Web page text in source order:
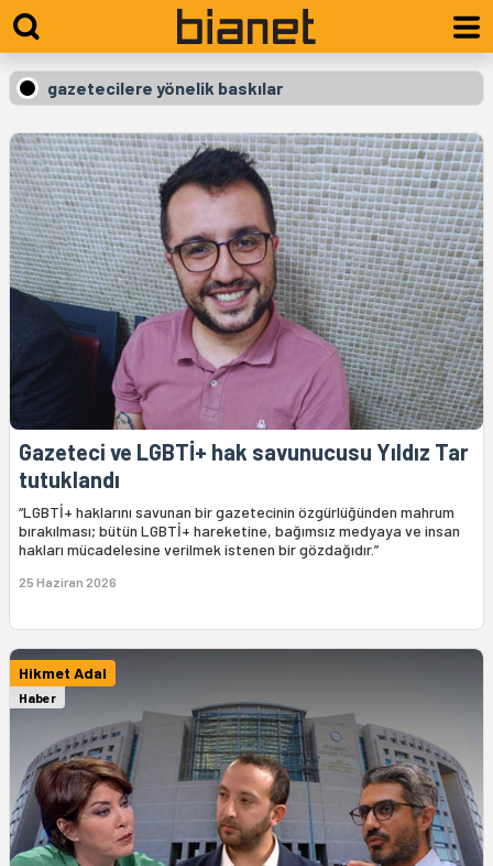
gazetecilere yönelik baskılar
Gazeteci ve LGBTİ+ hak savunucusu Yıldız Tar
tutuklandı
“LGBTİ+ haklarını savunan bir gazetecinin özgürlüğünden mahrum
bırakılması; bütün LGBTİ+ hareketine, bağımsız medyaya ve insan
hakları mücadelesine verilmek istenen bir gözdağıdır.”
25 Haziran 2026
Hikmet Adal
Haber